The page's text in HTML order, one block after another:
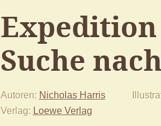
Expedition
Suche
Autoren Nicholas Harris
Verlag Loewe Verlag